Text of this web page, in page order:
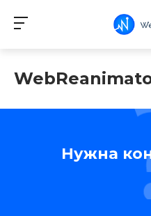
Нужна